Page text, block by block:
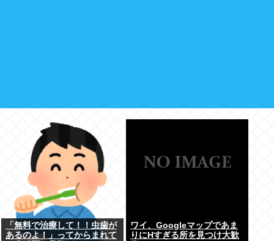
「無料で治療して！！虫歯が
あるのよ！」ってからまれて
ワイ、Googleマップであま
りにΗすぎる所を見つけ大歓